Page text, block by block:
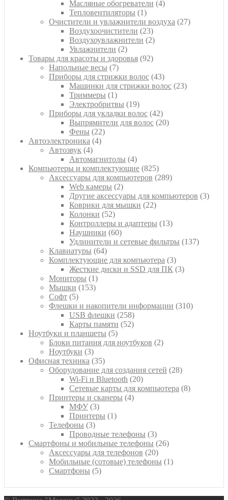
товара
Масляные обогреватели 44
Тепловентиляторы 11
товар
Очистители и увлажнители воздуха 2727
Воздухоочистители 2323
товара
Воздухоувлажнители 22
Увлажнители 22
товара
Товары для красоты и здоровья 9292
Напольные весы 77
товаров
Приборы для стрижки волос 4343
товара
Машинки для стрижки волос 2323
Триммеры 11
товар
Электробритвы 1919
товаров
Приборы для укладки волос 4242
товара
Выпрямители для волос 2020
Фены 2222
Автоэлектроника 44
Автозвук 44
товара
Автомагнитолы 44
товара
Компьютеры и комплектующие 825825
товаров
Аксессуары для компьютеров 289289
Web камеры 22
товара
Другие аксессуары для компьютеров 33
Коврики для мышки 2222
Колонки 5252
товара
Контроллеры и адаптеры 1313
Наушники 6060
товаров
Удлинители и сетевые фильтры 137137
Клавиатуры 6464
товара
Комплектующие для компьютера 33
товара
Жесткие диски и SSD для ПК 33
Мониторы 11
товар
Мышки 153153
Софт 55
товаров
Флешки и накопители информации 310310
USB флешки 258258
товаров
Карты памяти 5252
Ноутбуки и планшеты 55
товаров
Блоки питания для ноутбуков 22
Ноутбуки 33
товара
Офисная техника 3535
товаров
Оборудование для создания сетей 2828
Wi-Fi и Bluetooth 2020
товаров
Сетевые карты для компьютера 88
Принтеры и сканеры 44
МФУ 33
товара
Принтеры 11
Телефоны 33
товара
Проводные телефоны 33
товара
Смартфоны и мобильные телефоны 2626
Аксессуары для телефонов 2020
товаров
Мобильные (сотовые) телефоны 11
Смартфоны 55